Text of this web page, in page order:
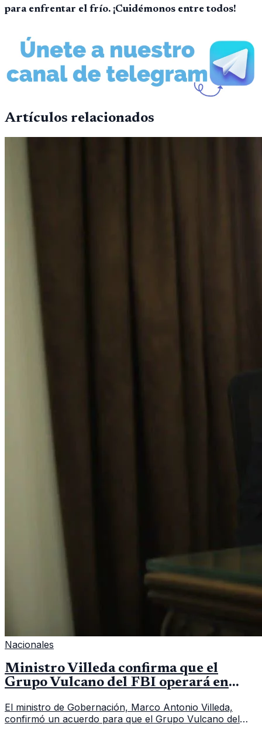
para enfrentar el frío. ¡Cuidémonos entre todos!
Artículos relacionados
Nacionales
Ministro Villeda confirma que el
Grupo Vulcano del FBI operará en
El ministro de Gobernación, Marco Antonio Villeda,
confirmó un acuerdo para que el Grupo Vulcano del